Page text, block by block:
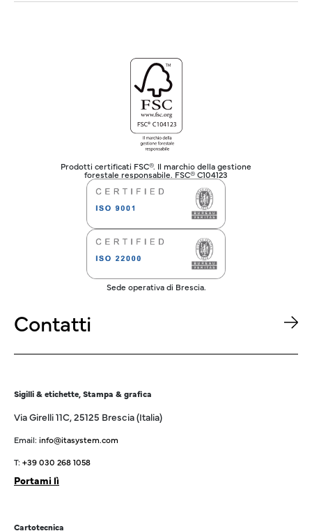
Prodotti certificati FSC®. Il marchio della gestione
forestale responsabile. FSC® C104123
Sede operativa di Brescia.
Contatti
Sigilli & etichette, Stampa & grafica
Via Girelli 11C, 25125 Brescia (Italia)
Email: info@itasystem.com
T: +39 030 268 1058
Portami lì
Cartotecnica